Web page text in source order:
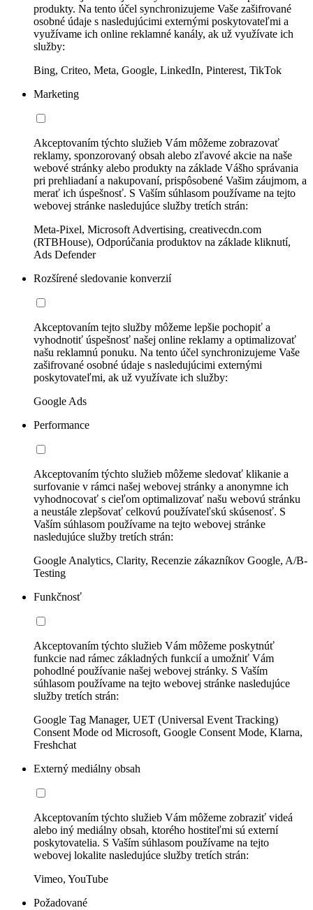
produkty. Na tento účel synchronizujeme Vaše zašifrované
osobné údaje s nasledujúcimi externými poskytovateľmi a
využívame ich online reklamné kanály, ak už využívate ich
služby:
Bing, Criteo, Meta, Google, LinkedIn, Pinterest, TikTok
Marketing
Akceptovaním týchto služieb Vám môžeme zobrazovať
reklamy, sponzorovaný obsah alebo zľavové akcie na naše
webové stránky alebo produkty na základe Vášho správania
pri prehliadaní a nakupovaní, prispôsobené Vašim záujmom, a
merať ich úspešnosť. S Vaším súhlasom používame na tejto
webovej stránke nasledujúce služby tretích strán:
Meta-Pixel, Microsoft Advertising, creativecdn.com
(RTBHouse), Odporúčania produktov na základe kliknutí,
Ads Defender
Rozšírené sledovanie konverzií
Akceptovaním tejto služby môžeme lepšie pochopiť a
vyhodnotiť úspešnosť našej online reklamy a optimalizovať
našu reklamnú ponuku. Na tento účel synchronizujeme Vaše
zašifrované osobné údaje s nasledujúcimi externými
poskytovateľmi, ak už využívate ich služby:
Google Ads
Performance
Akceptovaním týchto služieb môžeme sledovať klikanie a
surfovanie v rámci našej webovej stránky a anonymne ich
vyhodnocovať s cieľom optimalizovať našu webovú stránku
a neustále zlepšovať celkovú používateľskú skúsenosť. S
Vaším súhlasom používame na tejto webovej stránke
nasledujúce služby tretích strán:
Google Analytics, Clarity, Recenzie zákazníkov Google, A/B-
Testing
Funkčnosť
Akceptovaním týchto služieb Vám môžeme poskytnúť
funkcie nad rámec základných funkcií a umožniť Vám
pohodlné používanie našej webovej stránky. S Vaším
súhlasom používame na tejto webovej stránke nasledujúce
služby tretích strán:
Google Tag Manager, UET (Universal Event Tracking)
Consent Mode od Microsoft, Google Consent Mode, Klarna,
Freshchat
Externý mediálny obsah
Akceptovaním týchto služieb Vám môžeme zobraziť videá
alebo iný mediálny obsah, ktorého hostiteľmi sú externí
poskytovatelia. S Vaším súhlasom používame na tejto
webovej lokalite nasledujúce služby tretích strán:
Vimeo, YouTube
Požadované